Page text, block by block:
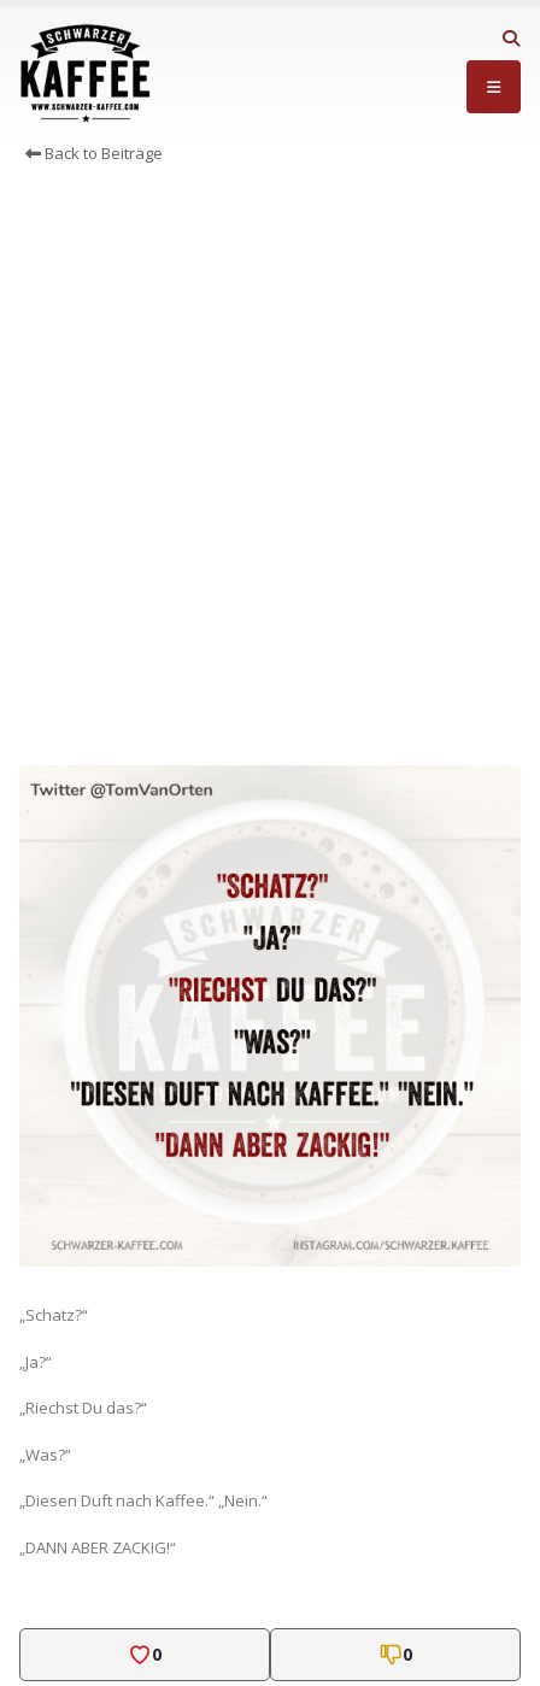
Back to Beiträge
„Schatz?“
„Ja?“
„Riechst Du das?“
„Was?“
„Diesen Duft nach Kaffee.“ „Nein.“
„DANN ABER ZACKIG!“
0 0